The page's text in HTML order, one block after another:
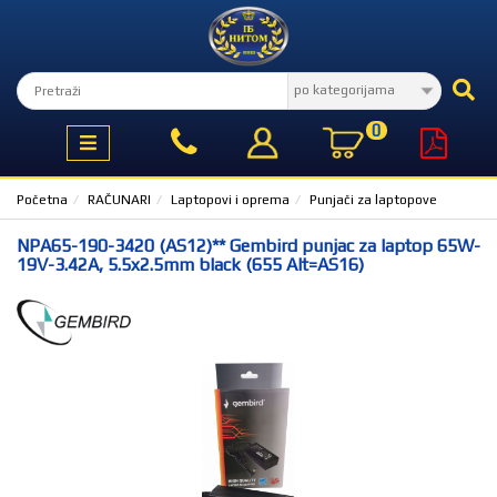
0
TV,
AUDIO,
VIDEO
KLIMA
UREĐAJI I
GREJANJE
KUĆA
TELEFONI
I OPREMA
BEKO
VIVAX
KLIME
PROMO
KAKO
ONLINE
WEB
Početna RAČUNARI Laptopovi i oprema Punjači za laptopove
NPA65-190-3420 (AS12)** Gembird punjac za laptop 65W-
19V-3.42A, 5.5x2.5mm black (655 Alt=AS16)